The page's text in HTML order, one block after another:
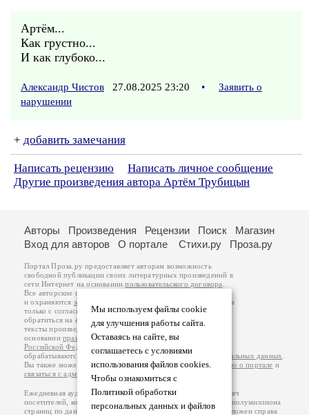
Артём...
Как грустно...
И как глубоко...
Александр Чистов 27.08.2025 23:20 •
Заявить о
нарушении
+ добавить замечания
Написать рецензию
Написать личное сообщение
Другие произведения автора Артём Трубицын
Мы используем файлы cookie
для улучшения работы сайта.
Оставаясь на сайте, вы
соглашаетесь с условиями
использования файлов cookies.
Чтобы ознакомиться с
Политикой обработки
персональных данных и файлов
Авторы Произведения Рецензии Поиск
Магазин
Вход для авторов
О портале Стихи.ру Проза.ру
Портал Проза.ру предоставляет авторам возможность
свободной публикации своих литературных произведений в
сети Интернет на основаниипользовательского договора
Все авторские права на произведения принадлежат авторам
и охраняются законом
. Перепечатка произведений возможна
только с согласия его автора, к которому вы можете
обратиться на его авторской странице. Ответственность за
тексты произведений авторы несут самостоятельно на
основанииправил публикацииизаконодательства
Российской Федерации
обрабатываются на основанииПолитики обработки персональных данных
Вы также можете посмотреть более подробнуюинформацию о портале и
связаться с администрацией
Ежедневная аудитория портала Проза.ру – порядка 100 тысяч
посетителей, которые в общей сумме просматривают более полумиллиона
страниц по данным счетчика посещаемости, который расположен справа